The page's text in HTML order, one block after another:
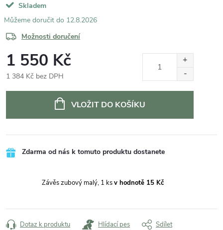
Skladem
12.8.2026
Možnosti doručení
1 550 Kč
1 384 Kč bez DPH
VLOŽIT DO KOŠÍKU
Zdarma od nás k tomuto produktu dostanete
Závěs zubový malý, 1 ksv hodnotě 15 Kč
Dotaz k produktu Hlídací pes Sdílet